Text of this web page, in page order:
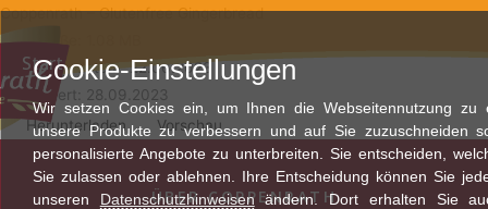
Zum
Inhalt
springen
Start
Coppenrath – Glutenfree Gingerbread
Dateigröße: 1.08 MB
Erstellungsdatum: 22.06.2023
Aktualisiert: 28.09.2023
Herunterladen
Vorschau
ÜBER COPPENRATH
Cookie-Einstellungen
Wir setzen Cookies ein, um Ihnen die Webseitennutzung zu
unsere Produkte zu verbessern und auf Sie zuzuschneiden
personalisierte Angebote zu unterbreiten. Sie entscheiden,
Sie zulassen oder ablehnen. Ihre Entscheidung können Sie
unseren Datenschutzhinweisenändern. Dort erhalten Sie